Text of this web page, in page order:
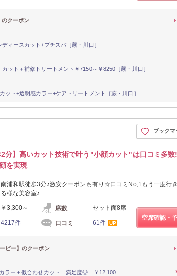
のクーポン
ディースカット+プチスパ［蕨・川口］
カット＋補修トリートメント￥7150～￥8250［蕨・川口］
ット+透明感カラー+ケアトリートメント［蕨・川口］
ブックマ
2分】高いカット技術で叶う"小顔カット"は口コミ多
を実現
南浦和駅徒歩3分♪激安クーポンも有り☆口コミNo,1もう一度行
る様な美容室♪
￥3,300～ 席数 セット面8席
4217件 口コミ 61件 UP
空席確認・
ビー】のクーポン
カラー＋似合わせカット 満足度◎ ￥12,100